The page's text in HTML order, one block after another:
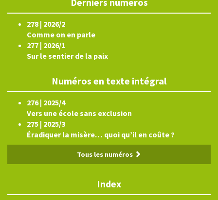
278 | 2026/2
Comme on en parle
277 | 2026/1
Sur le sentier de la paix
Numéros en texte intégral
276 | 2025/4
Vers une école sans exclusion
275 | 2025/3
Éradiquer la misère… quoi qu’il en coûte ?
Tous les numéros
Index